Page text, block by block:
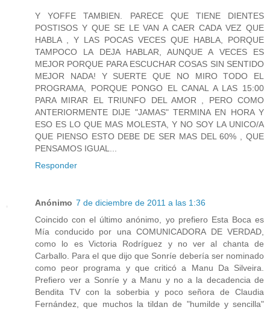
Y YOFFE TAMBIEN. PARECE QUE TIENE DIENTES
POSTISOS Y QUE SE LE VAN A CAER CADA VEZ QUE
HABLA , Y LAS POCAS VECES QUE HABLA, PORQUE
TAMPOCO LA DEJA HABLAR, AUNQUE A VECES ES
MEJOR PORQUE PARA ESCUCHAR COSAS SIN SENTIDO
MEJOR NADA! Y SUERTE QUE NO MIRO TODO EL
PROGRAMA, PORQUE PONGO EL CANAL A LAS 15:00
PARA MIRAR EL TRIUNFO DEL AMOR , PERO COMO
ANTERIORMENTE DIJE "JAMAS" TERMINA EN HORA Y
ESO ES LO QUE MAS MOLESTA, Y NO SOY LA UNICO/A
QUE PIENSO ESTO DEBE DE SER MAS DEL 60% , QUE
PENSAMOS IGUAL...
Responder
Anónimo 7 de diciembre de 2011 a las 1:36
Coincido con el último anónimo, yo prefiero Esta Boca es
Mía conducido por una COMUNICADORA DE VERDAD,
como lo es Victoria Rodríguez y no ver al chanta de
Carballo. Para el que dijo que Sonríe debería ser nominado
como peor programa y que criticó a Manu Da Silveira.
Prefiero ver a Sonríe y a Manu y no a la decadencia de
Bendita TV con la soberbia y poco señora de Claudia
Fernández, que muchos la tildan de "humilde y sencilla"